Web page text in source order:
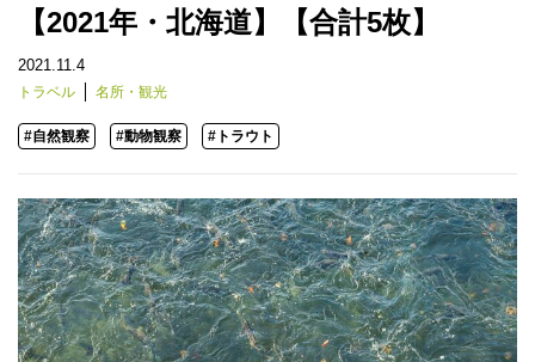
【2021年・北海道】【合計5枚】
2021.11.4
トラベル 名所・観光
#自然観察 #動物観察 #トラウト